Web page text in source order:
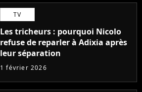
TV
Les tricheurs : pourquoi Nicolo
refuse de reparler à Adixia après
leur séparation
1 février 2026